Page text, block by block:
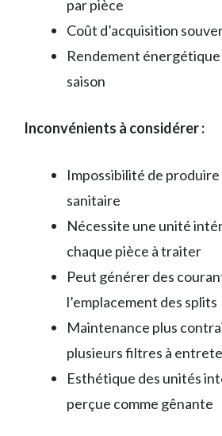
par pièce
Coût d’acquisition
Rendement
saison
Inconvénients à considérer :
Impossibilité de produire
sanitaire
Nécessite une unité
chaque pièce à traiter
Peut générer des
l’emplacement des splits
Maintenance plus
plusieurs filtres à
Esthétique des unités
perçue comme gênante